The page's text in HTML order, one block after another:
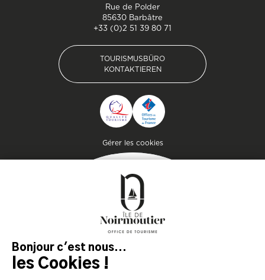
Gérer les cookies
DER INSEL
Lassen Sie sich inspirieren und
bereiten Sie Ihren Aufenthalt
auf der Insel Noirmoutier vor!
KONSULTIEREN SIE
KONSULTIEREN SIE
Rue de Polder
85630 Barbâtre
+33 (0)2 51 39 80 71
TOURISMUSBÜRO
KONTAKTIEREN
TOURISMUSBÜRO
KONTAKTIEREN